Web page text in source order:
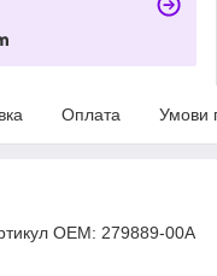
Оплата Умови
OEM: 279889-00А